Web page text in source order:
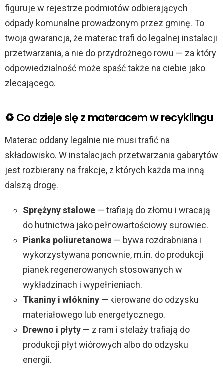
figuruje w rejestrze podmiotów odbierających
odpady komunalne prowadzonym przez gminę. To
twoja gwarancja, że materac trafi do legalnej instalacji
przetwarzania, a nie do przydrożnego rowu — za który
odpowiedzialność może spaść także na ciebie jako
zlecającego.
♻️ Co dzieje się z materacem w recyklingu
Materac oddany legalnie nie musi trafić na
składowisko. W instalacjach przetwarzania gabarytów
jest rozbierany na frakcje, z których każda ma inną
dalszą drogę.
Sprężyny stalowe — trafiają do złomu i wracają
do hutnictwa jako pełnowartościowy surowiec.
Pianka poliuretanowa — bywa rozdrabniana i
wykorzystywana ponownie, m.in. do produkcji
pianek regenerowanych stosowanych w
wykładzinach i wypełnieniach.
Tkaniny i włókniny — kierowane do odzysku
materiałowego lub energetycznego.
Drewno i płyty — z ram i stelaży trafiają do
produkcji płyt wiórowych albo do odzysku
energii.